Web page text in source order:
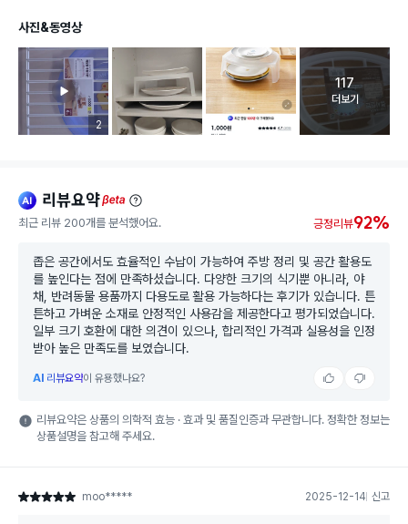
사진&동영상
리뷰 이미지 등록 개수
2
고객 리뷰
117
더보기
ai 리뷰요약beta
최근 리뷰 200개를 분석했어요. 긍정리뷰92%
좁은 공간에서도 효율적인 수납이 가능하여 주방 정리 및 공간 활용도
를 높인다는 점에 만족하셨습니다. 다양한 크기의 식기뿐 아니라, 야
채, 반려동물 용품까지 다용도로 활용 가능하다는 후기가 있습니다. 튼
튼하고 가벼운 소재로 안정적인 사용감을 제공한다고 평가되었습니다.
일부 크기 호환에 대한 의견이 있으나, 합리적인 가격과 실용성을 인정
받아 높은 만족도를 보였습니다.
AI 리뷰요약이 유용했나요?
리뷰요약은 상품의 의학적 효능 · 효과 및 품질인증과 무관합니다. 정확한 정보는
상품설명을 참고해 주세요.
별점 5점 moo***** 2025-12-14 신고